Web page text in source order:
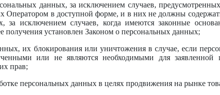
данных, за исключением случаев,
Оператором в доступной форме, и в них не должны
за исключением случаев, когда имеются законные
установлен Законом о персональных данных;
их блокирования или уничтожения в случае, если
или не являются необходимыми для заявленной
прав;
персональных данных в целях продвижения на рынке